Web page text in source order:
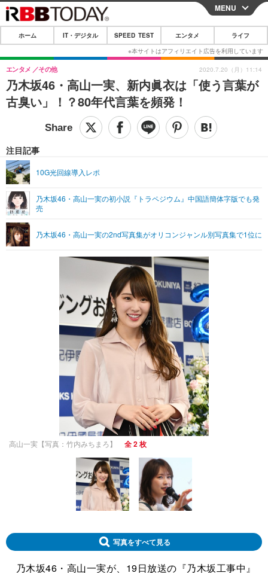
CLOSE
ホーム
IT・デジタル
IT・デジタルTOP スマートフォン
ショッピング その他
SPEED TEST
エンタメTOP 映画・ドラマ
ショッピング その他
ライフTOP
リリース一覧
プッシュ通知の停止方法
MENU
ホーム IT・デジタル SPEED TEST エンタメ ライフ
乃木坂46・高山一実、新内眞衣は「使う言葉が
古臭い」！？80年代言葉を頻発！
エンタメ その他
注目記事
10G光回線導入レポ
乃木坂46・高山一実の初小説『トラペジウム』中国語簡体字版でも発
売
乃木坂46・高山一実の2nd写真集がオリコンジャンル別写真集で1位に
2020.7.20（月）11:14
高山一実【写真：竹内みちまろ】 全 2 枚
写真をすべて見る
乃木坂46・高山一実が、19日放送の『乃木坂工事中』